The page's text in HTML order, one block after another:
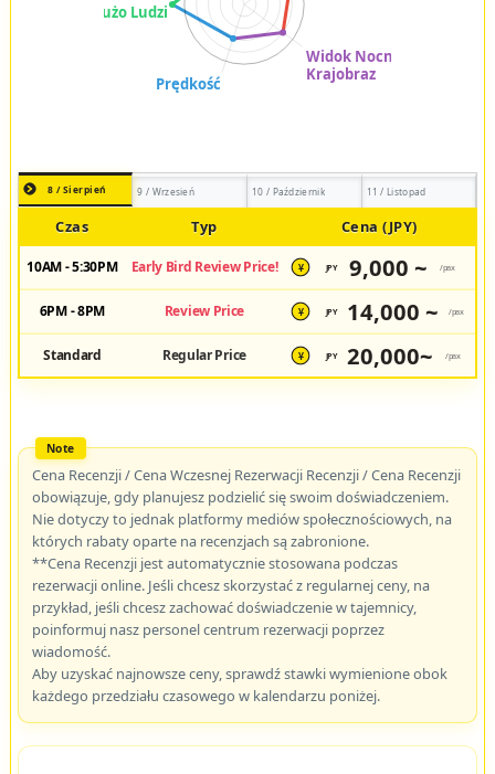
8 / Sierpień 9 / Wrzesień 10 / Październik 11 / Listopad
Czas Typ Cena (JPY)
10AM - 5:30PM Early Bird Review Price! ¥ JPY 9,000 ~ /pax
6PM - 8PM Review Price ¥ JPY 14,000 ~ /pax
Standard Regular Price ¥ JPY 20,000~ /pax
Cena Recenzji / Cena Wczesnej Rezerwacji Recenzji / Cena Recenzji
obowiązuje, gdy planujesz podzielić się swoim doświadczeniem.
Nie dotyczy to jednak platformy mediów społecznościowych, na
których rabaty oparte na recenzjach są zabronione.
**Cena Recenzji jest automatycznie stosowana podczas
rezerwacji online. Jeśli chcesz skorzystać z regularnej ceny, na
przykład, jeśli chcesz zachować doświadczenie w tajemnicy,
poinformuj nasz personel centrum rezerwacji poprzez
wiadomość.
Aby uzyskać najnowsze ceny, sprawdź stawki wymienione obok
każdego przedziału czasowego w kalendarzu poniżej.